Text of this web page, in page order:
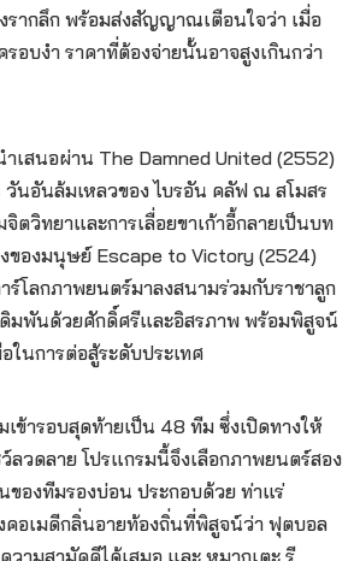
รากลึก พร้อมส่งสัญญาณเตือนใจว่า เมื่อ
รอบงำ ราคาที่ต้องจ่ายนั้นอาจสูงเกินกว่า
ำเสนอผ่าน The Damned United (2552)
วันอันล้มเหลวของ ไบรอัน คลัฟ ณ สโมสร
ตวิทยาและการเลื่อยขาเก้าอี้กลายเป็นบท
ของมนุษย์ Escape to Victory (2524)
ร์โลกภาพยนตร์มาลงสนามร่วมกับราชาลูก
ดิมพันด้วยศักดิ์ศรีและอิสรภาพ พร้อมพิสูจน์
ในการต่อสู้ระดับประเทศ
ข้ารอบสุดท้ายเป็น 48 ทีม ซึ่งเปิดทางให้
ว์ลวดลาย โปรแกรมนี้จึงเลือกภาพยนตร์สอง
ของทีมรองบ่อน ประกอบด้วย ท่าแร่
คอเมดีกลิ่นอายท้องถิ่นที่พิสูจน์ว่า ฟุตบอล
วามสามัคคีได้เสมอ และ หมากเตะ รี